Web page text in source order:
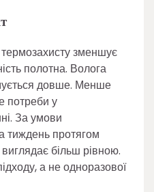
зменшує
полотна. Волога
довше. Менше
потреби у
За умови
тиждень протягом
виглядає більш рівною.
а не одноразової